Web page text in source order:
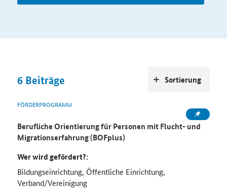
6 Beiträge
FÖRDERPROGRAMM
Berufliche Orientierung für Personen mit Flucht- und
Migrationserfahrung (BOFplus)
Wer wird gefördert?:
Bildungseinrichtung, Öffentliche Einrichtung,
Verband/Vereinigung
Sortierung